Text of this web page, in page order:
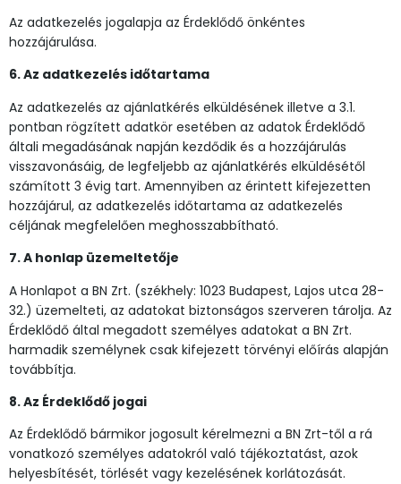
Az adatkezelés jogalapja az Érdeklődő önkéntes
hozzájárulása.
6. Az adatkezelés időtartama
Az adatkezelés az ajánlatkérés elküldésének illetve a 3.1.
pontban rögzített adatkör esetében az adatok Érdeklődő
általi megadásának napján kezdődik és a hozzájárulás
visszavonásáig, de legfeljebb az ajánlatkérés elküldésétől
számított 3 évig tart. Amennyiben az érintett kifejezetten
hozzájárul, az adatkezelés időtartama az adatkezelés
céljának megfelelően meghosszabbítható.
7. A honlap üzemeltetője
A Honlapot a BN Zrt. (székhely: 1023 Budapest, Lajos utca 28-
32.) üzemelteti, az adatokat biztonságos szerveren tárolja. Az
Érdeklődő által megadott személyes adatokat a BN Zrt.
harmadik személynek csak kifejezett törvényi előírás alapján
továbbítja.
8. Az Érdeklődő jogai
Az Érdeklődő bármikor jogosult kérelmezni a BN Zrt-től a rá
vonatkozó személyes adatokról való tájékoztatást, azok
helyesbítését, törlését vagy kezelésének korlátozását.